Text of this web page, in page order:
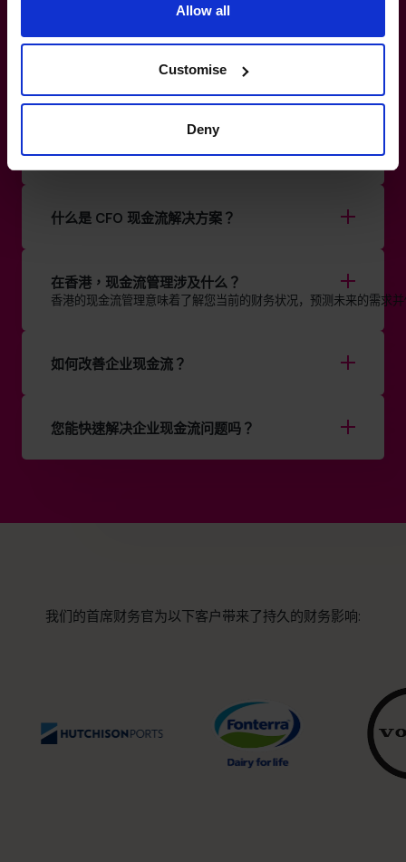
Allow all
Customise
Deny
管理的简单步
骤，从这里开始
+852 2319 4705
中小企业的现金流预测是如何运作的？
什么是 CFO 现金流解决方案？
在香港，现金流管理涉及什么？
香港的现金流管理意味着了解您当前的财务状况，预测未来的需求
如何改善企业现金流？
您能快速解决企业现金流问题吗？
我们的首席财务官为以下客户带来了持久的财务影响: